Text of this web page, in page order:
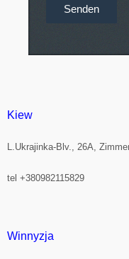
Kiew
L.Ukrajinka-Blv., 26A,
tel +380982115829
Winnyzja